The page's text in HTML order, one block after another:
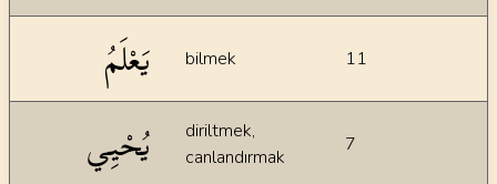
يَعْلَمُ bilmek 11
يُحْيِي
diriltmek,
canlandırmak
7